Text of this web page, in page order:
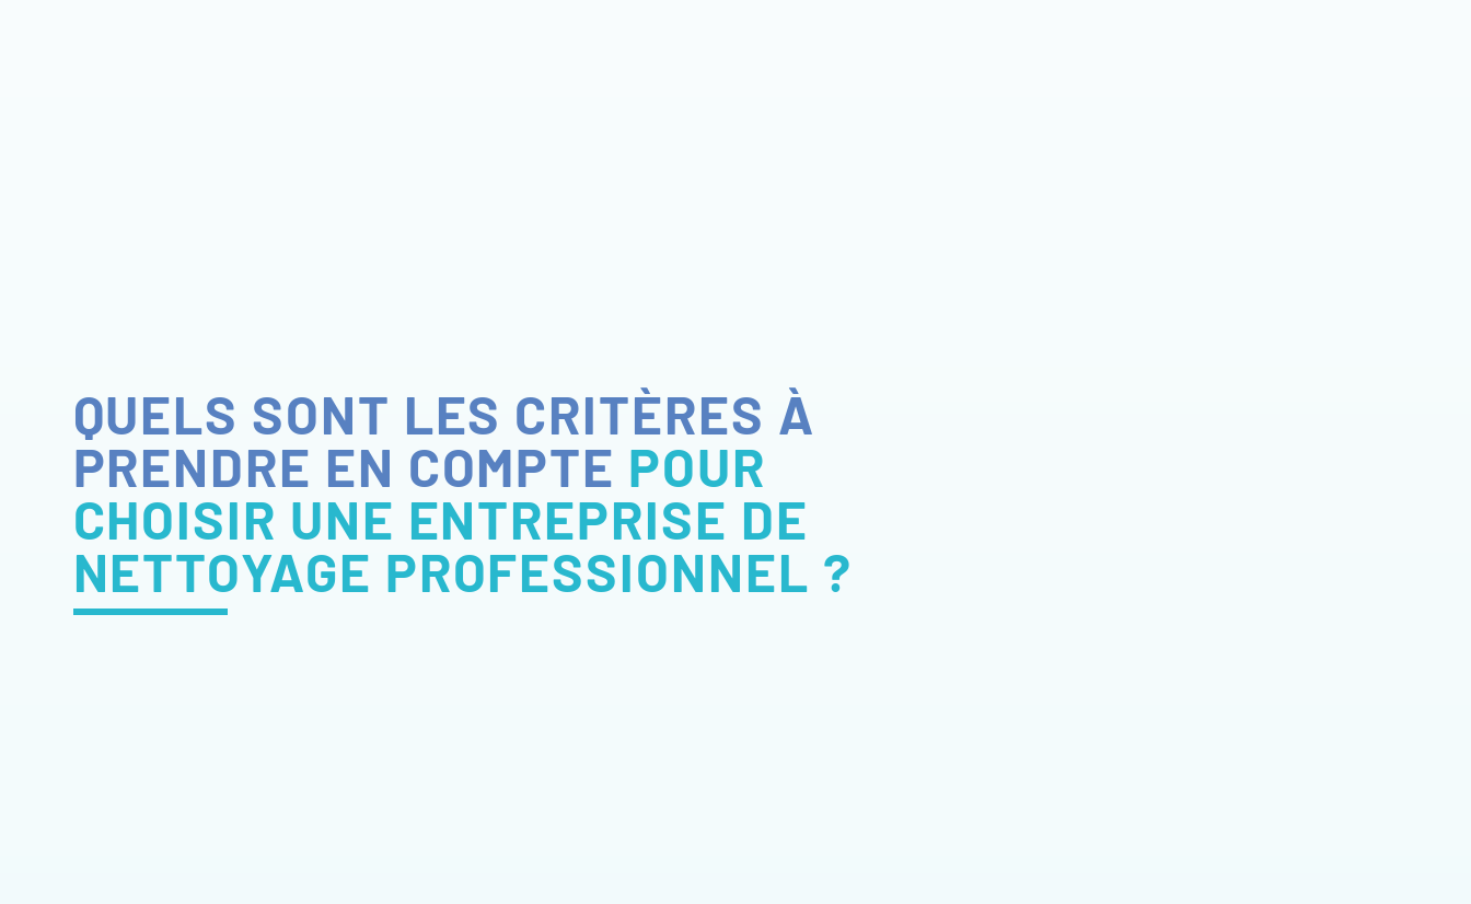
QUELS SONT LES CRITÈRES À
PRENDRE EN COMPTE POUR
CHOISIR UNE ENTREPRISE DE
NETTOYAGE PROFESSIONNEL ?